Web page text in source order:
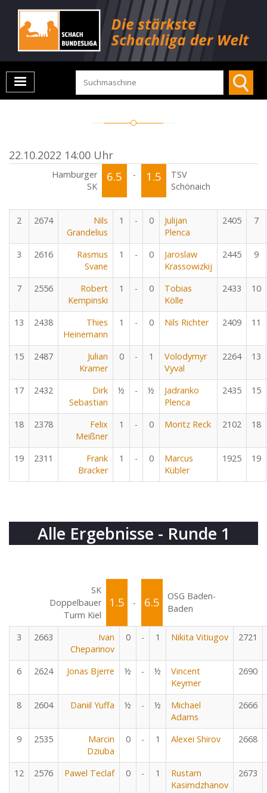
22.10.2022 14:00 Uhr
Hamburger
SK
6.5 - 1.5
TSV
Schönaich
2 2674
Nils
Grandelius
1 - 0
Julijan
Plenca
2405 7
3 2616
Rasmus
Svane
1 - 0
Jaroslaw
Krassowizkij
2445 9
7 2556
Robert
Kempinski
1 - 0
Tobias
Kölle
2433 10
13 2438
Thies
Heinemann
1 - 0 Nils Richter 2409 11
15 2487
Julian
Kramer
0 - 1
Volodymyr
Vyval
2264 13
17 2432
Dirk
Sebastian
½ - ½
Jadranko
Plenca
2435 15
18 2378
Felix
Meißner
1 - 0 Moritz Reck 2102 18
19 2311
Frank
Bracker
1 - 0
Marcus
Kübler
1925 19
Alle Ergebnisse - Runde 1
SK
Doppelbauer
Turm Kiel
1.5 - 6.5
OSG Baden-
Baden
3 2663
Ivan
Cheparinov
0 - 1 Nikita Vitiugov 2721
6 2624 Jonas Bjerre ½ - ½
Vincent
Keymer
2690
8 2604 Daniil Yuffa ½ - ½
Michael
Adams
2666
9 2535
Marcin
Dziuba
0 - 1 Alexei Shirov 2668
12 2576 Pawel Teclaf 0 - 1
Rustam
Kasimdzhanov
2673